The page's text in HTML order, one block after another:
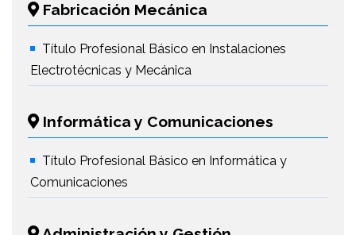
Fabricación Mecánica
Título Profesional Básico en Instalaciones
Electrotécnicas y Mecánica
Informática y Comunicaciones
Título Profesional Básico en Informática y
Comunicaciones